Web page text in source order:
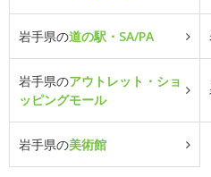
岩手県の道の駅・SA/PA
岩手県のアウトレット・ショ
ッピングモール
岩手県の美術館